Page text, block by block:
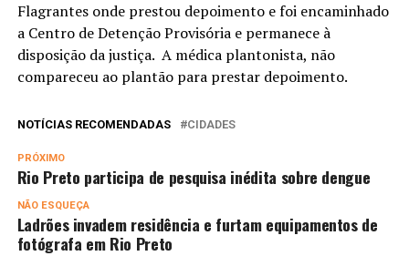
Flagrantes onde prestou depoimento e foi encaminhado
a Centro de Detenção Provisória e permanece à
disposição da justiça. A médica plantonista, não
compareceu ao plantão para prestar depoimento.
NOTÍCIAS RECOMENDADAS CIDADES
PRÓXIMO
Rio Preto participa de pesquisa inédita sobre dengue
NÃO ESQUEÇA
Ladrões invadem residência e furtam equipamentos de
fotógrafa em Rio Preto